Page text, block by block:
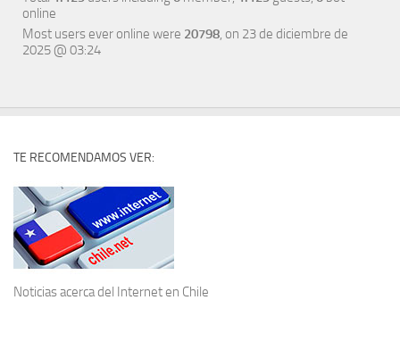
online
Most users ever online were 20798, on 23 de diciembre de
2025 @ 03:24
TE RECOMENDAMOS VER:
Noticias acerca del Internet en Chile